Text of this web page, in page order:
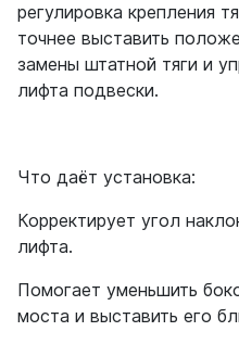
регулировка крепления
точнее выставить
замены штатной тяги и
лифта подвески.
Что даёт установка:
Корректирует угол
лифта.
Помогает уменьшить
моста и выставить его